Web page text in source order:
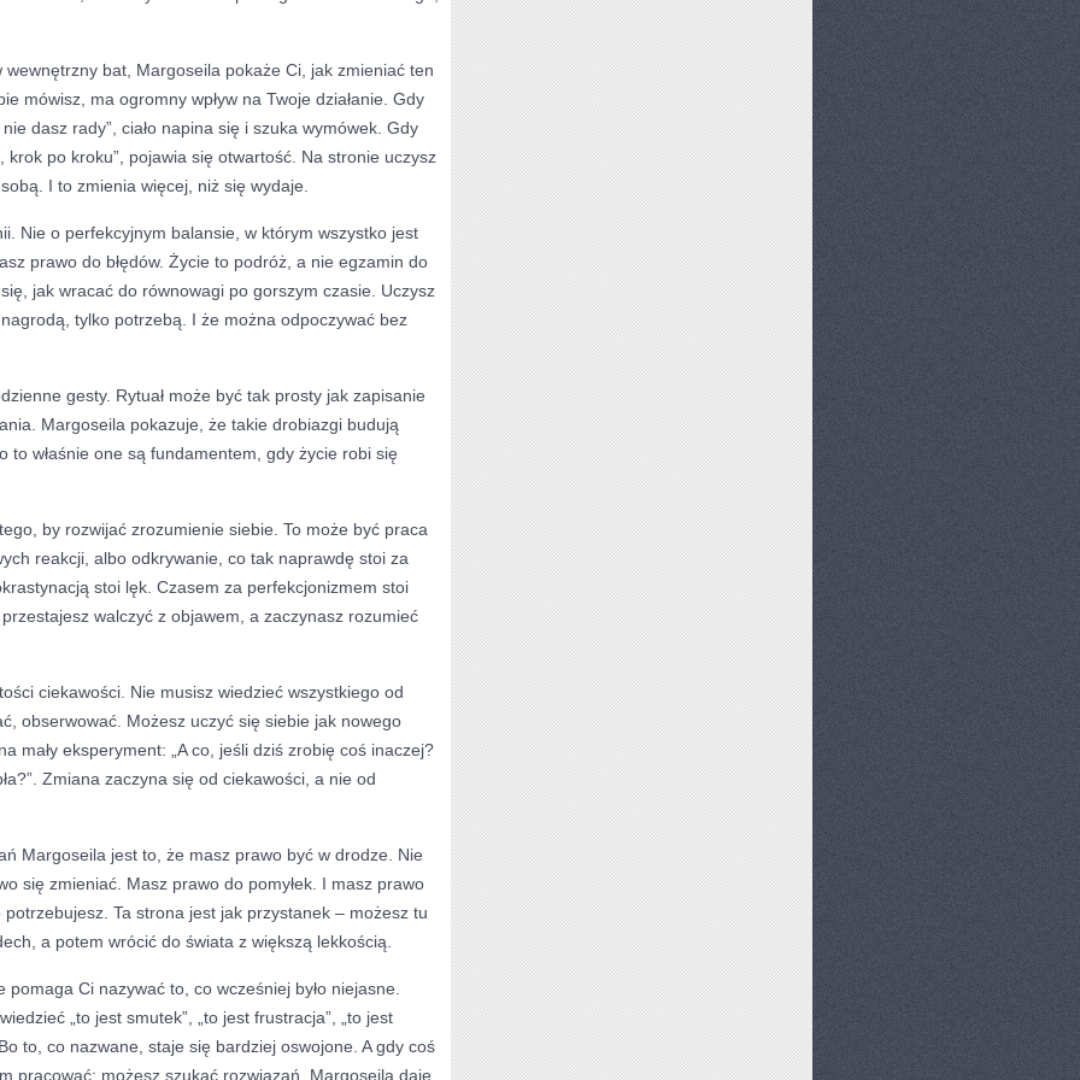
wewnętrzny bat, Margoseila pokaże Ci, jak zmieniać ten
mówisz, ma ogromny wpływ na Twoje działanie. Gdy
dasz rady”, ciało napina się i szuka wymówek. Gdy
krok po kroku”, pojawia się otwartość. Na stronie uczysz
I to zmienia więcej, niż się wydaje.
Nie o perfekcyjnym balansie, w którym wszystko jest
prawo do błędów. Życie to podróż, a nie egzamin do
jak wracać do równowagi po gorszym czasie. Uczysz
tylko potrzebą. I że można odpoczywać bez
gesty. Rytuał może być tak prosty jak zapisanie
Margoseila pokazuje, że takie drobiazgi budują
to właśnie one są fundamentem, gdy życie robi się
by rozwijać zrozumienie siebie. To może być praca
reakcji, albo odkrywanie, co tak naprawdę stoi za
stoi lęk. Czasem za perfekcjonizmem stoi
walczyć z objawem, a zaczynasz rozumieć
ciekawości. Nie musisz wiedzieć wszystkiego od
obserwować. Możesz uczyć się siebie jak nowego
mały eksperyment: „A co, jeśli dziś zrobię coś inaczej?
Zmiana zaczyna się od ciekawości, a nie od
Margoseila jest to, że masz prawo być w drodze. Nie
się zmieniać. Masz prawo do pomyłek. I masz prawo
Ta strona jest jak przystanek – możesz tu
a potem wrócić do świata z większą lekkością.
Ci nazywać to, co wcześniej było niejasne.
„to jest smutek”, „to jest frustracja”, „to jest
to, co nazwane, staje się bardziej oswojone. A gdy coś
pracować: możesz szukać rozwiązań. Margoseila daje